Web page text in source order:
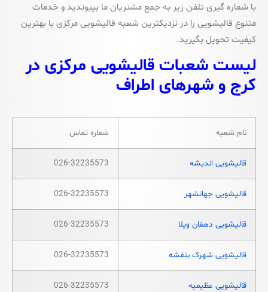
با شماره گیری تلفن زیر به جمع مشتریان ما بپیوندید و خدمات
متنوع قالیشویی را در نزدیکترین شعبه قالیشویی مرکزی با بهترین
کیفیت تحویل بگیرید.
لیست شعبات قالیشویی مرکزی در
کرج و شهرهای اطراف
نام شعبه شماره تماس
قالیشویی اندیشه 026-32235573
قالیشویی جهانشهر 026-32235573
قالیشویی دهقان ویلا 026-32235573
قالیشویی شهرک بنفشه 026-32235573
قالیشویی عظیمیه 026-32235573